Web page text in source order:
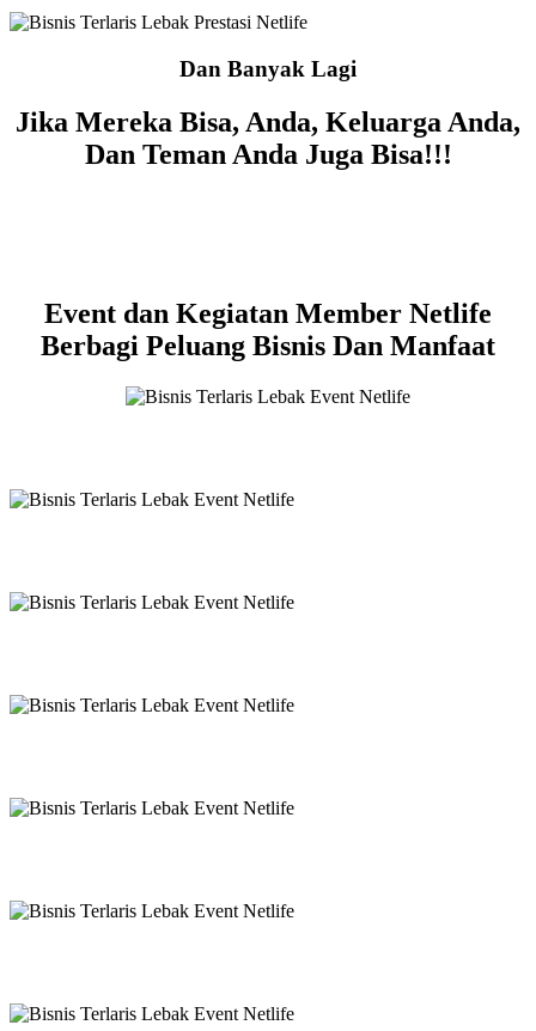
Dan Banyak Lagi
Jika Mereka Bisa, Anda, Keluarga Anda,
Dan Teman Anda Juga Bisa!!!
Event dan Kegiatan Member Netlife
Berbagi Peluang Bisnis Dan Manfaat